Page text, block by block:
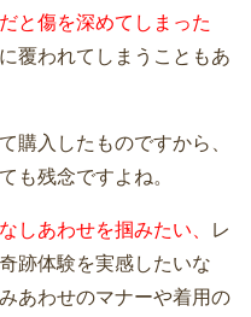
と傷を深めてしまった
覆われてしまうこともあ
購入したものですから、
も残念ですよね。
しあわせを掴みたい、
レ
跡体験を実感したいな
あわせのマナーや着用の